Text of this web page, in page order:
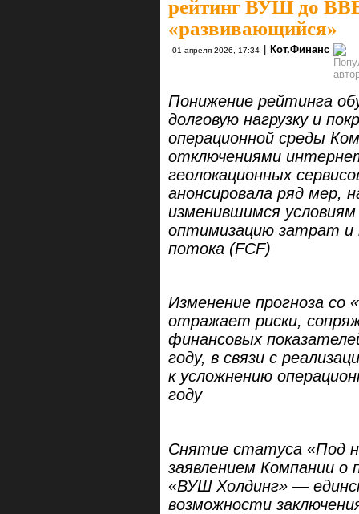
рейтинг ВУШ до
«развивающийся»
01 апреля 2026, 17:34 | Кот.Финанс
Понижение рейтинга
долговую нагрузку и
операционной среды
отключениями
геолокационных
анонсировала ряд мер,
изменившимся
оптимизацию затрат и
потока (FCF)
Изменение прогноза со
отражает риски,
финансовых
году, в связи с
к усложнению
году
Снятие статуса «Под
заявлением Компании о
«ВУШ Холдинг» —
возможности